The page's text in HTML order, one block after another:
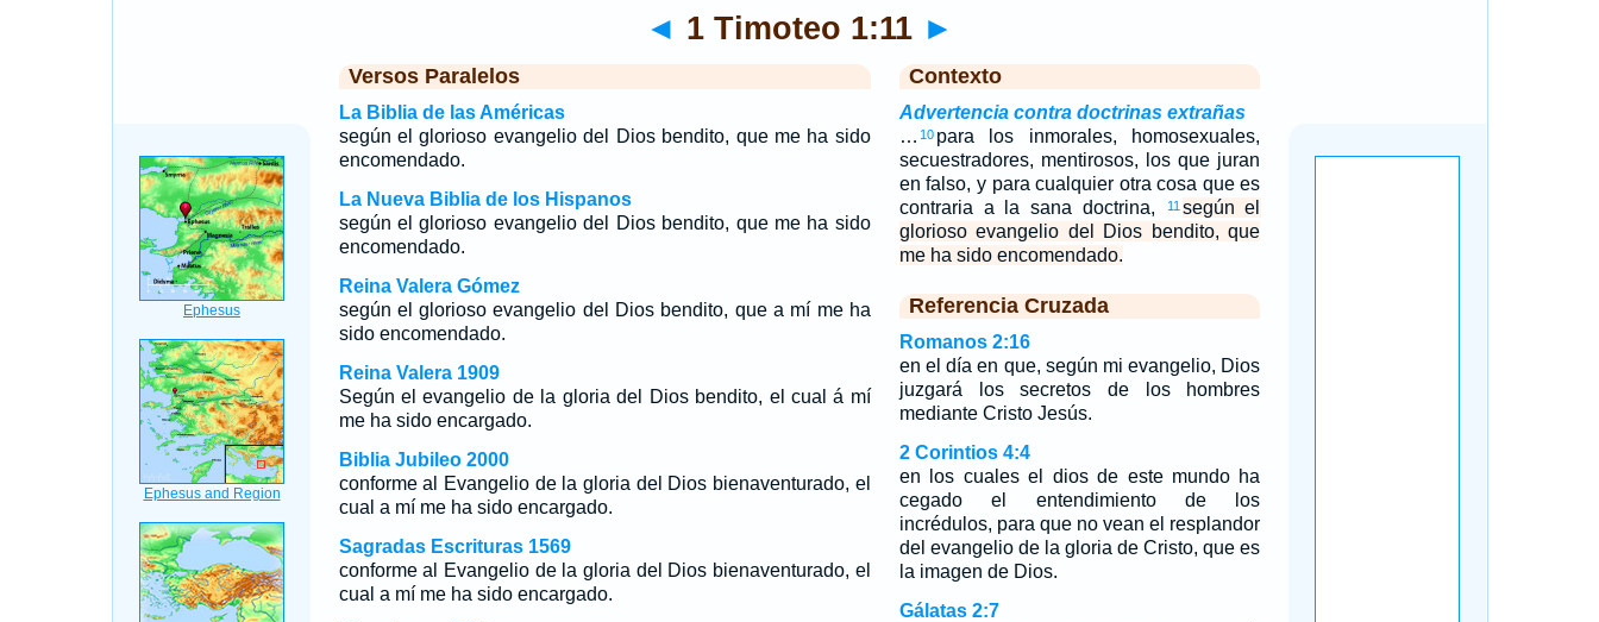
◄ 1 Timoteo 1:11 ►
Versos Paralelos
La Biblia de las Américas
según el glorioso evangelio del Dios bendito, que me ha sido
encomendado.
La Nueva Biblia de los Hispanos
según el glorioso evangelio del Dios bendito, que me ha sido
encomendado.
Reina Valera Gómez
según el glorioso evangelio del Dios bendito, que a mí me ha
sido encomendado.
Reina Valera 1909
Según el evangelio de la gloria del Dios bendito, el cual á mí
me ha sido encargado.
Biblia Jubileo 2000
conforme al Evangelio de la gloria del Dios bienaventurado, el
cual a mí me ha sido encargado.
Sagradas Escrituras 1569
conforme al Evangelio de la gloria del Dios bienaventurado, el
cual a mí me ha sido encargado.
Contexto
Advertencia contra doctrinas extrañas
… 10 para los inmorales, homosexuales,
secuestradores, mentirosos, los que juran
en falso, y para cualquier otra cosa que es
contraria a la sana doctrina,
11 según el
glorioso evangelio del Dios bendito, que
me ha sido encomendado.
Referencia Cruzada
Romanos 2:16
en el día en que, según mi evangelio, Dios
juzgará los secretos de los hombres
mediante Cristo Jesús.
2 Corintios 4:4
en los cuales el dios de este mundo ha
cegado el entendimiento de los
incrédulos, para que no vean el resplandor
del evangelio de la gloria de Cristo, que es
la imagen de Dios.
Gálatas 2:7